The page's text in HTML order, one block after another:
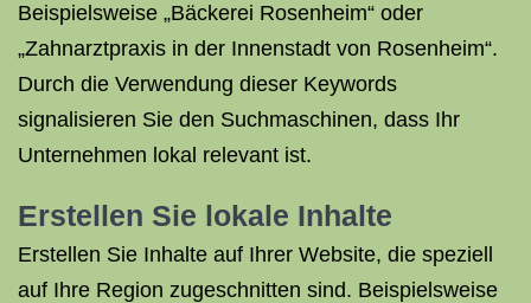
Beispielsweise „Bäckerei Rosenheim“ oder
„Zahnarztpraxis in der Innenstadt von Rosenheim“.
Durch die Verwendung dieser Keywords
signalisieren Sie den Suchmaschinen, dass Ihr
Unternehmen lokal relevant ist.
Erstellen Sie lokale Inhalte
Erstellen Sie Inhalte auf Ihrer Website, die speziell
auf Ihre Region zugeschnitten sind. Beispielsweise